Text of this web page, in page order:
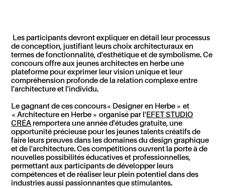
Les participants devront expliquer en détail leur processus
de conception, justifiant leurs choix architecturaux en
termes de fonctionnalité, d'esthétique et de symbolisme.Ce
concours offreaux jeunes architectes en herbe une
plateforme pour exprimer leur vision unique et leur
compréhension profonde de la relation complexe entre
l'architecture et l'individu.
Le gagnant de ces concours« Designer en Herbe » et
« Architecture en Herbe » organisé par l' EFET STUDIO
CRÉA remportera une année d'études gratuite, une
opportunité précieuse pour les jeunes talents créatifs de
faire leurs preuves dans les domaines du design graphique
et de l'architecture. Ces compétitions ouvrent la porte à de
nouvelles possibilités éducatives et professionnelles,
permettant aux participants de développer leurs
compétences et de réaliser leur plein potentiel dans des
industries aussi passionnantes que stimulantes.